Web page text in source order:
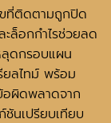
ขที่ติดตามถูกปิด
ล็อกกำไรช่วยลด
ลุดกรอบแผน
ยลไทม์ พร้อม
อผิดพลาดจาก
นเปรียบเทียบ